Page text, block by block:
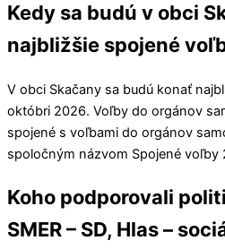
Kedy sa budú v obci
najbližšie spojené
V obci Skačany sa budú konať
októbri 2026. Voľby do orgánov
spojené s voľbami do orgánov
spoločným názvom Spojené voľby
Koho podporovali
SMER – SD, Hlas –